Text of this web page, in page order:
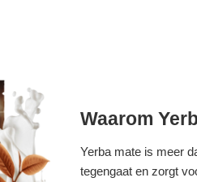
Waarom
Yerba mate is meer
tegengaat en zorgt